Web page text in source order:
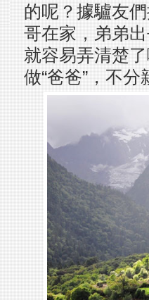
的呢？據驢友
哥在家，弟弟
就容易弄清楚
做“爸爸”，不